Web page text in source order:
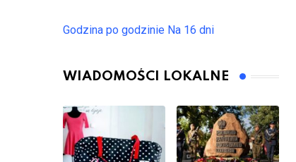
Godzina po godzinie Na 16 dni
WIADOMOŚCI LOKALNE